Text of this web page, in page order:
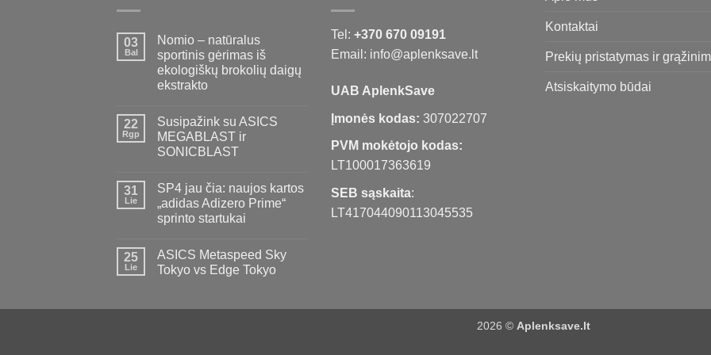
03
Bal
Nomio – natūralus
sportinis gėrimas iš
ekologiškų brokolių daigų
ekstrakto
22
Rgp
Susipažink su ASICS
MEGABLAST ir
SONICBLAST
31
Lie
SP4 jau čia: naujos kartos
„adidas Adizero Prime“
sprinto startukai
25
Lie
ASICS Metaspeed Sky
Tokyo vs Edge Tokyo
Tel: +370 670 09191
Email: info@aplenksave.lt
UAB AplenkSave
Įmonės kodas: 307022707
PVM mokėtojo kodas:
LT100017363619
SEB sąskaita:
LT417044090113045535
Kontaktai
Prekių pristatymas ir
Atsiskaitymo būdai
2026 © Aplenksave.lt